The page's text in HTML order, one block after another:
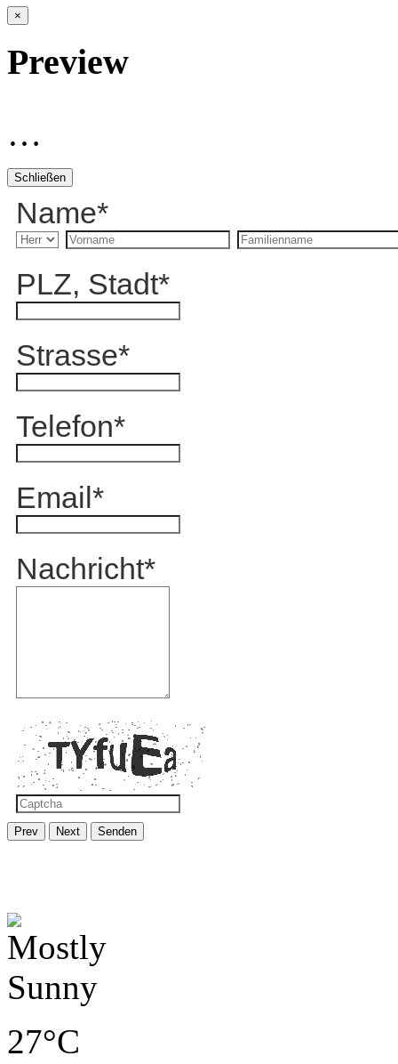
×
Preview
…
Schließen
Name*
PLZ, Stadt*
Strasse*
Telefon*
Email*
Nachricht*
Prev Next Senden
27°C